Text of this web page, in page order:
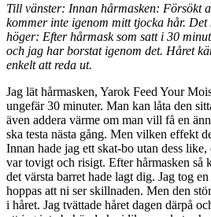
Till vänster: Innan hårmasken: Försökt
kommer inte igenom mitt tjocka hår.
höger: Efter hårmask som satt i 30
och jag har borstat igenom det. Håret
enkelt att reda ut.
Jag lät hårmasken, Yarok Feed Your
ungefär 30 minuter. Man kan låta den
även addera värme om man vill få en
ska testa nästa gång. Men vilken effekt
Innan hade jag ett skat-bo utan dess
var tovigt och risigt. Efter hårmasken så
det värsta barret hade lagt dig. Jag tog
hoppas att ni ser skillnaden. Men den
i håret. Jag tvättade håret dagen därpå